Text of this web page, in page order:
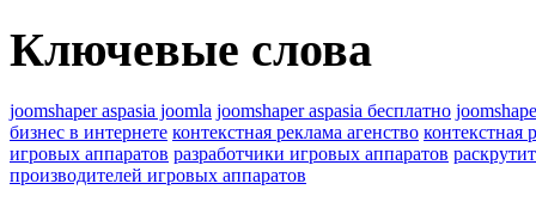
Ключевые слова
joomshaper aspasia joomla joomshaper aspasia бесплатно
бизнес в интернете контекстная реклама агенство контекстная
игровых аппаратов разработчики игровых аппаратов
производителей игровых аппаратов